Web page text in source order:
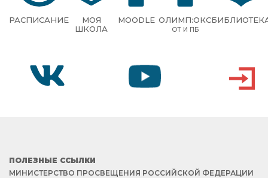
РАСПИСАНИЕ
МОЯ
ШКОЛА
MOODLE ОЛИМП:ОКС
ОТ И ПБ
ПОЛЕЗНЫЕ ССЫЛКИ
МИНИСТЕРСТВО ПРОСВЕЩЕНИЯ РОССИЙСКОЙ ФЕДЕРАЦИИ